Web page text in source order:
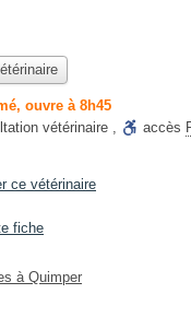
ouvre à 8h45
vétérinaire , accès
ce vétérinaire
fiche
à Quimper